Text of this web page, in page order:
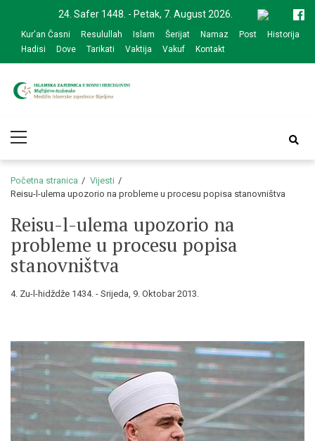
navigation
content
24. Safer 1448. - Petak, 7. August 2026.
Kur'an Časni Resulullah Islam Šerijat Namaz Post
Historija
Hadisi
Dove Tarikati Vaktija Vakuf Kontakt
zajednice Bijeljina
Menu
Početna stranica
Vijesti
Reisu-l-ulema upozorio na probleme u procesu popisa stanovništva
Reisu-l-ulema upozorio na
probleme u procesu popisa
stanovništva
4. Zu-l-hidždže 1434. - Srijeda, 9. Oktobar 2013.